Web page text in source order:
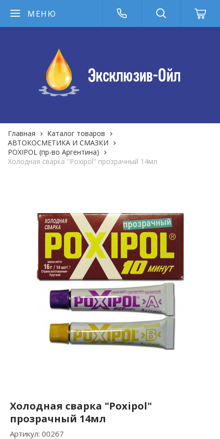
МЕНЮ
Главная
Каталог товаров
АВТОКОСМЕТИКА И СМАЗКИ
POXIPOL (пр-во Аргентина)
Холодная сварка "Poxipol" прозрачный 14мл
Холодная сварка "Poxipol"
прозрачный 14мл
Артикул: 00267